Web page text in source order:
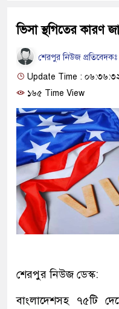
ভিসা স্থগিতের কারণ
শেরপুর নিউজ প্রতিবেদকঃ
Update Time : ০৬:৩৬:৩২
১৬৫ Time View
শেরপুর নিউজ ডেস্ক:
বাংলাদেশসহ ৭৫টি